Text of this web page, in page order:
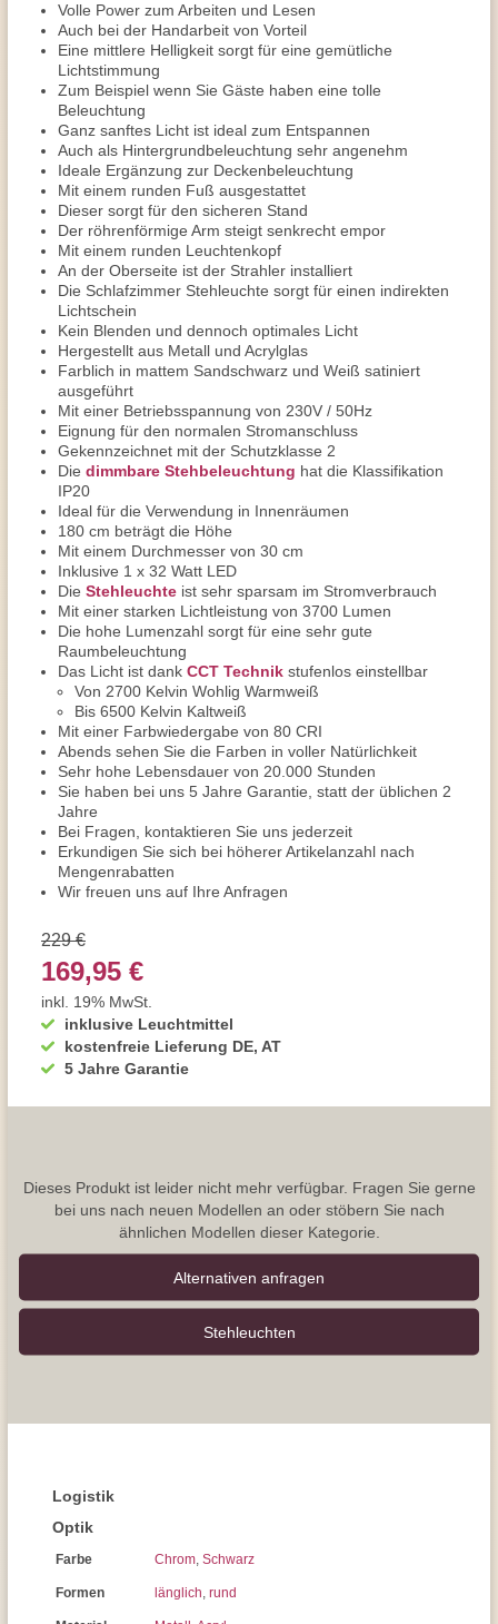
Volle Power zum Arbeiten und Lesen
Auch bei der Handarbeit von Vorteil
Eine mittlere Helligkeit sorgt für eine gemütliche
Lichtstimmung
Zum Beispiel wenn Sie Gäste haben eine tolle
Beleuchtung
Ganz sanftes Licht ist ideal zum Entspannen
Auch als Hintergrundbeleuchtung sehr angenehm
Ideale Ergänzung zur Deckenbeleuchtung
Mit einem runden Fuß ausgestattet
Dieser sorgt für den sicheren Stand
Der röhrenförmige Arm steigt senkrecht empor
Mit einem runden Leuchtenkopf
An der Oberseite ist der Strahler installiert
Die Schlafzimmer Stehleuchte sorgt für einen indirekten
Lichtschein
Kein Blenden und dennoch optimales Licht
Hergestellt aus Metall und Acrylglas
Farblich in mattem Sandschwarz und Weiß satiniert
ausgeführt
Mit einer Betriebsspannung von 230V / 50Hz
Eignung für den normalen Stromanschluss
Gekennzeichnet mit der Schutzklasse 2
Die dimmbare Stehbeleuchtung hat die Klassifikation
IP20
Ideal für die Verwendung in Innenräumen
180 cm beträgt die Höhe
Mit einem Durchmesser von 30 cm
Inklusive 1 x 32 Watt LED
Die Stehleuchte ist sehr sparsam im Stromverbrauch
Mit einer starken Lichtleistung von 3700 Lumen
Die hohe Lumenzahl sorgt für eine sehr gute
Raumbeleuchtung
Das Licht ist dank CCT Technik stufenlos einstellbar
Von 2700 Kelvin Wohlig Warmweiß
Bis 6500 Kelvin Kaltweiß
Mit einer Farbwiedergabe von 80 CRI
Abends sehen Sie die Farben in voller Natürlichkeit
Sehr hohe Lebensdauer von 20.000 Stunden
Sie haben bei uns 5 Jahre Garantie, statt der üblichen 2
Jahre
Bei Fragen, kontaktieren Sie uns jederzeit
Erkundigen Sie sich bei höherer Artikelanzahl nach
Mengenrabatten
Wir freuen uns auf Ihre Anfragen
inklusive Leuchtmittel
kostenfreie Lieferung DE, AT
5 Jahre Garantie
229 €
169,95 €
inkl. 19% MwSt.
Dieses Produkt ist leider nicht mehr verfügbar. Fragen Sie gerne
bei uns nach neuen Modellen an oder stöbern Sie nach
ähnlichen Modellen dieser Kategorie.
Alternativen anfragen
Stehleuchten
Logistik
Optik
Farbe Chrom, Schwarz
Formen länglich, rund